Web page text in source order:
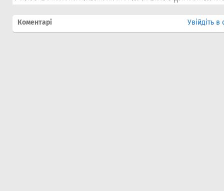
Коментарі Увійдіть в